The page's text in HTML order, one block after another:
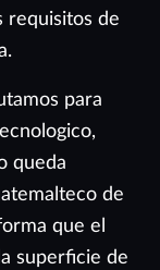
requisitos de
para
queda
de
que el
superficie de